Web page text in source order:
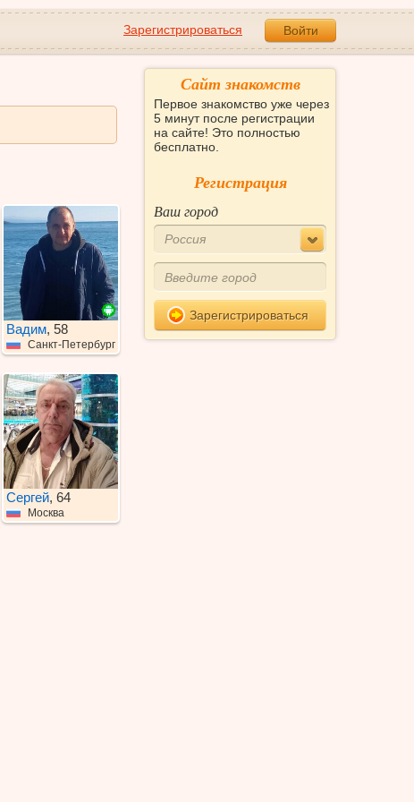
Зарегистрироваться Войти
Вадим, 58
Санкт-Петербург
Сергей, 64
Москва
Сайт знакомств
Первое знакомство уже через
5 минут после регистрации
на сайте! Это полностью
бесплатно.
Регистрация
Ваш город
Россия
Зарегистрироваться